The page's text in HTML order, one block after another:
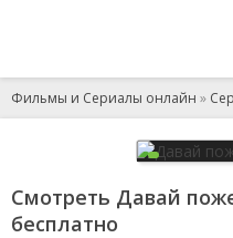
Фильмы и Сериалы онлайн »
Смотреть Давай
бесплатно